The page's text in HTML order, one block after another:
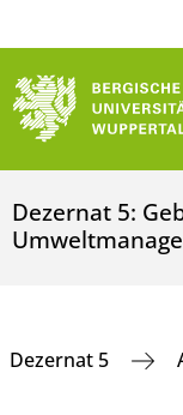
Dezernat 5:
Dezernat 5